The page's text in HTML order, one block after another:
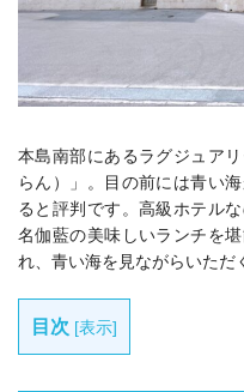
本島南部にあるラグジュア
らん）
」。目の前には青い
ると評判です。高級ホテル
名伽藍の美味しいランチを
れ、青い海を見ながらいただ
目次 [表示]